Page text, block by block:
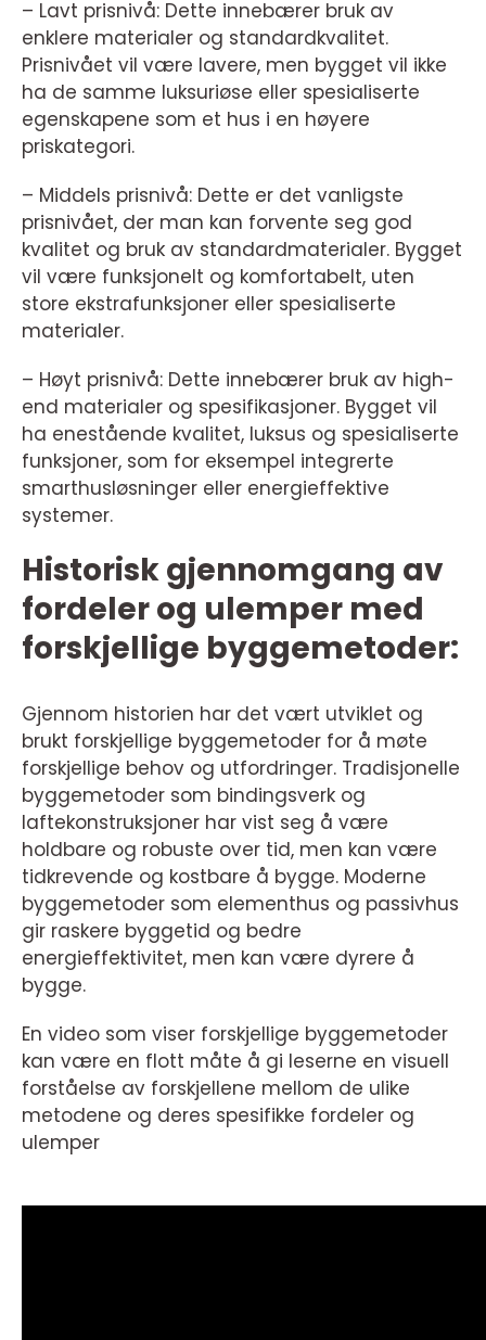
– Lavt prisnivå: Dette innebærer bruk av
enklere materialer og standardkvalitet.
Prisnivået vil være lavere, men bygget vil ikke
ha de samme luksuriøse eller spesialiserte
egenskapene som et hus i en høyere
priskategori.
– Middels prisnivå: Dette er det vanligste
prisnivået, der man kan forvente seg god
kvalitet og bruk av standardmaterialer. Bygget
vil være funksjonelt og komfortabelt, uten
store ekstrafunksjoner eller spesialiserte
materialer.
– Høyt prisnivå: Dette innebærer bruk av high-
end materialer og spesifikasjoner. Bygget vil
ha enestående kvalitet, luksus og spesialiserte
funksjoner, som for eksempel integrerte
smarthusløsninger eller energieffektive
systemer.
Historisk gjennomgang av
fordeler og ulemper med
forskjellige byggemetoder:
Gjennom historien har det vært utviklet og
brukt forskjellige byggemetoder for å møte
forskjellige behov og utfordringer. Tradisjonelle
byggemetoder som bindingsverk og
laftekonstruksjoner har vist seg å være
holdbare og robuste over tid, men kan være
tidkrevende og kostbare å bygge. Moderne
byggemetoder som elementhus og passivhus
gir raskere byggetid og bedre
energieffektivitet, men kan være dyrere å
bygge.
En video som viser forskjellige byggemetoder
kan være en flott måte å gi leserne en visuell
forståelse av forskjellene mellom de ulike
metodene og deres spesifikke fordeler og
ulemper